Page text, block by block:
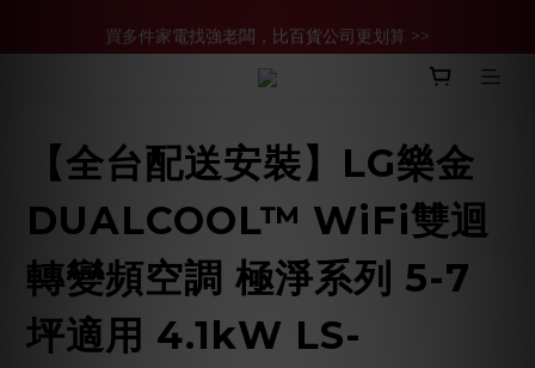
買多件家電找強老闆，比百貨公司更划算 >>
買多件家電找強老闆，比百貨公司更划算 >>
官網現金轉帳優惠 結帳輸【YHH02】再享2%優惠
【全台配送安裝】LG樂金
DUALCOOL™ WiFi雙迴
轉變頻空調 極淨系列 5-7
坪適用 4.1kW LS-